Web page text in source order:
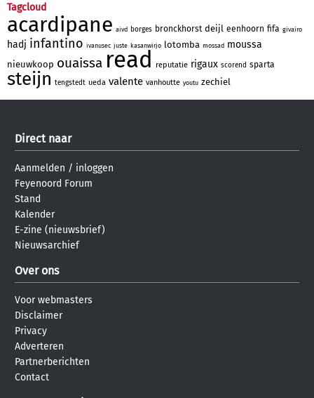
Tagcloud
acardipane aivd borges bronckhorst deijl eenhoorn fifa givairo
hadj infantino ivanusec juste kasanwirjo lotomba mossad moussa
nieuwkoop ouaissa read reputatie rigaux scorend sparta
steijn tengstedt ueda valente vanhoutte youtu zechiel
Direct naar
Aanmelden / inloggen
Feyenoord Forum
Stand
Kalender
E-zine (nieuwsbrief)
Nieuwsarchief
Over ons
Voor webmasters
Disclaimer
Privacy
Adverteren
Partnerberichten
Contact